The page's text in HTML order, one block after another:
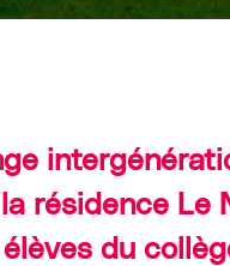
résidence Le
du